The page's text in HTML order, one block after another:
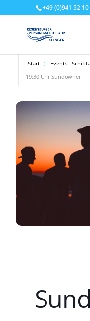
+49 (0)941 52 10
Start Events -
19:30 Uhr Sundowner